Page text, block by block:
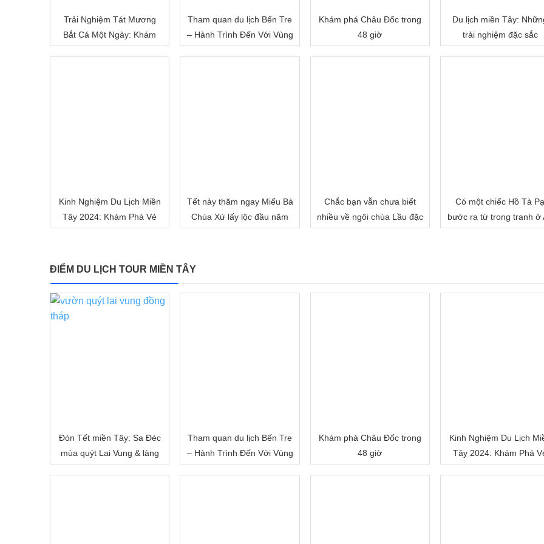
Trải Nghiệm Tát Mương
Bắt Cá Một Ngày: Khám
Tham quan du lịch Bến Tre
– Hành Trình Đến Với Vùng
Khám phá Châu Đốc trong
48 giờ
Du lịch miền Tây:
trải nghiệm đặc sắc
Kinh Nghiệm Du Lịch Miền
Tây 2024: Khám Phá Vẻ
Tết này thăm ngay Miếu Bà
Chùa Xứ lấy lộc đầu năm
Chắc bạn vẫn chưa biết
nhiều về ngôi chùa Lầu đặc
Có một chiếc Hồ Tà Pạ
bước ra từ trong tranh ở
ĐIỂM DU LỊCH TOUR MIỀN TÂY
Đón Tết miền Tây: Sa Đéc
mùa quýt Lai Vung & làng
Tham quan du lịch Bến Tre
– Hành Trình Đến Với Vùng
Khám phá Châu Đốc trong
48 giờ
Kinh Nghiệm Du Lịch
Tây 2024: Khám Phá